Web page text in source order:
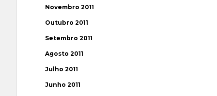
Novembro 2011
Outubro 2011
Setembro 2011
Agosto 2011
Julho 2011
Junho 2011